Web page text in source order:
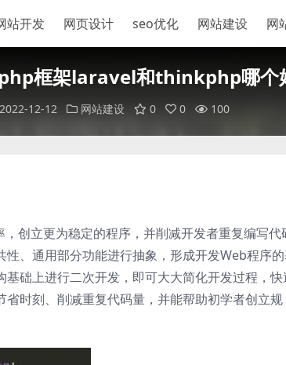
站开发 网页设计 seo优化 网站建设 网
框架laravel和thinkphp哪个
2022-12-12 网站建设 0 0 100
创立更为稳定的程序，并削减开发者重复编写代
、通用部分功能进行抽象，形成开发Web程序
础上进行二次开发，即可大大简化开发过程，快
时刻、削减重复代码量，并能帮助初学者创立规